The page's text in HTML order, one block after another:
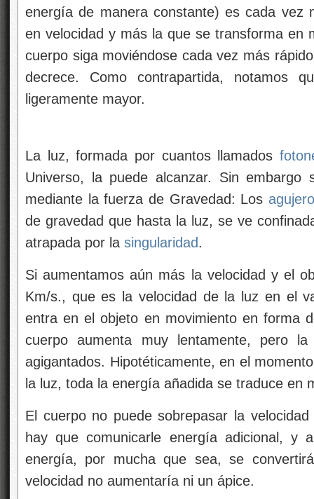
energía de manera constante) es cada vez
en velocidad y más la que se transforma en
cuerpo siga moviéndose cada vez más
decrece. Como contrapartida, notamos
ligeramente mayor.
La luz, formada por cuantos llamados
Universo, la puede alcanzar. Sin
mediante la fuerza de Gravedad: Los
de gravedad que hasta la luz, se ve
atrapada por la singularidad.
Si aumentamos aún más la velocidad y el
Km/s., que es la velocidad de la luz en el
entra en el objeto en movimiento en forma
cuerpo aumenta muy lentamente, pero
agigantados. Hipotéticamente, en el
la luz, toda la energía añadida se traduce en
El cuerpo no puede sobrepasar la
hay que comunicarle energía adicional,
energía, por mucha que sea, se
velocidad no aumentaría ni un ápice.